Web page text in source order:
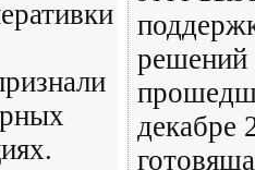
декабре